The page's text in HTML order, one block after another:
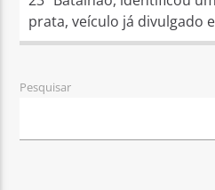
prata, veículo já divulgado
Pesquisar